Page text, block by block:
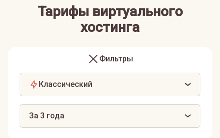
Тарифы виртуального
хостинга
Фильтры
Классический
За 3 года